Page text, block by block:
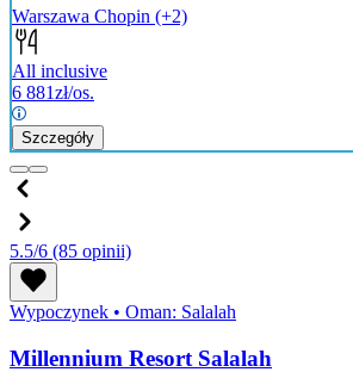
Warszawa Chopin (+2)
All inclusive
6 881zł/os.
Szczegóły
5.5/6 (85 opinii)
Wypoczynek • Oman: Salalah
Millennium Resort Salalah